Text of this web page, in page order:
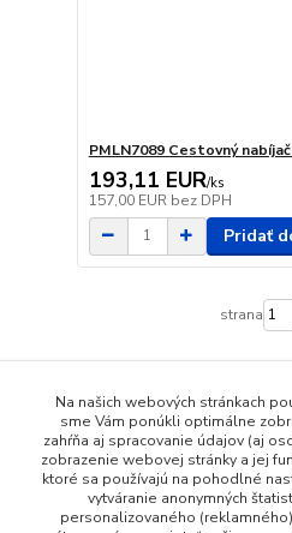
PMLN7089 Cestovný
193,11 EUR/ks
157,00 EUR bez DPH
Pridať
strana
Na našich webových stránkach
sme Vám ponúkli optimálne
zahŕňa aj spracovanie údajov (aj
zobrazenie webovej stránky a jej
ktoré sa používajú na pohodlné
vytváranie anonymných
personalizovaného